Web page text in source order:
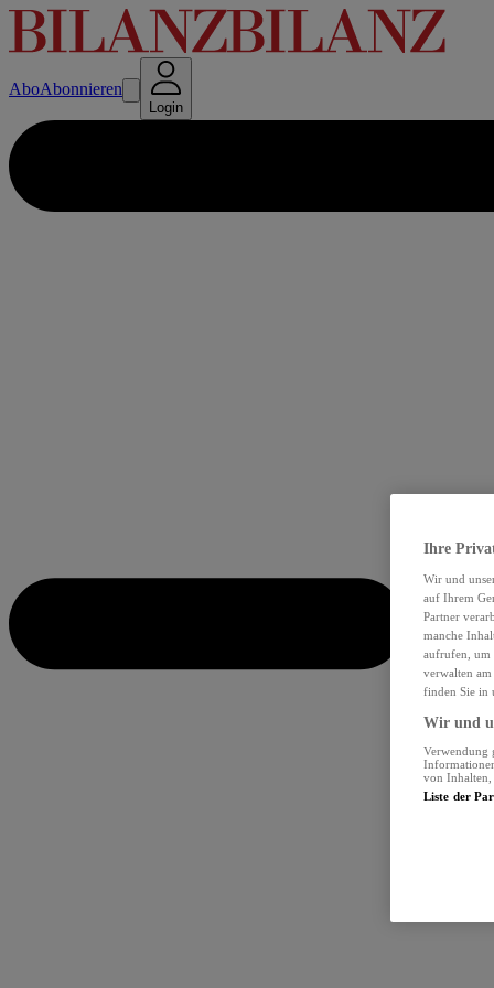
AboAbonnieren
Login
Ihre
Wir und
auf Ihrem
Partner
manche
aufrufen, um
verwalten
finden Sie in
Wir und
Verwendung
von Inhalten,
Liste der